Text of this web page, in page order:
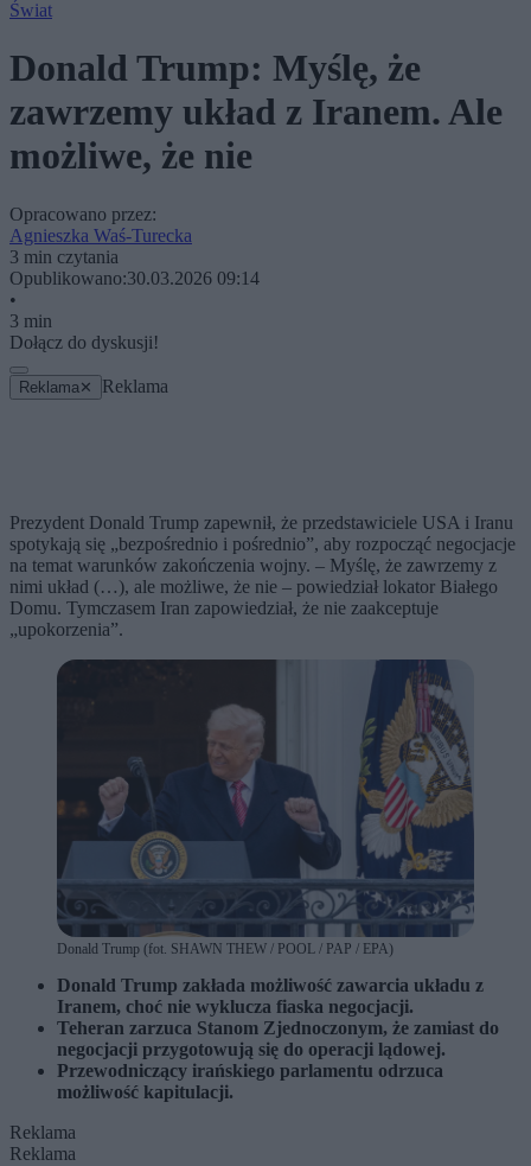
Świat
Donald Trump: Myślę, że
zawrzemy układ z Iranem. Ale
możliwe, że nie
Opracowano przez:
Agnieszka Waś-Turecka
3 min czytania
Opublikowano:30.03.2026 09:14
•
3 min
Dołącz do dyskusji!
Reklama ✕ Reklama
Prezydent Donald Trump zapewnił, że przedstawiciele USA i Iranu
spotykają się „bezpośrednio i pośrednio”, aby rozpocząć negocjacje
na temat warunków zakończenia wojny. – Myślę, że zawrzemy z
nimi układ (…), ale możliwe, że nie – powiedział lokator Białego
Domu. Tymczasem Iran zapowiedział, że nie zaakceptuje
„upokorzenia”.
Donald Trump (fot. SHAWN THEW / POOL / PAP / EPA)
Donald Trump zakłada możliwość zawarcia układu z
Iranem, choć nie wyklucza fiaska negocjacji.
Teheran zarzuca Stanom Zjednoczonym, że zamiast do
negocjacji przygotowują się do operacji lądowej.
Przewodniczący irańskiego parlamentu odrzuca
możliwość kapitulacji.
Reklama
Reklama